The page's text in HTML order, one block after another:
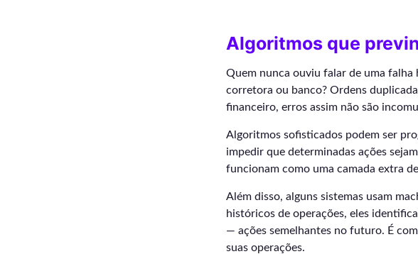
Algoritmos que
Quem nunca ouviu falar de uma falha
corretora ou banco? Ordens
financeiro, erros assim não são
Algoritmos sofisticados podem ser
impedir que determinadas ações
funcionam como uma camada extra
Além disso, alguns sistemas usam
históricos de operações, eles
— ações semelhantes no futuro. É
suas operações.